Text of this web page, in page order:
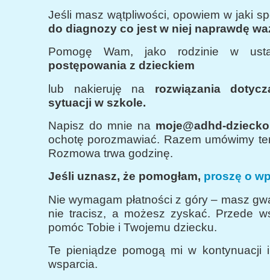
Jeśli masz wątpliwości, opowiem w jaki
do diagnozy co jest w niej naprawdę
Pomogę Wam, jako rodzinie w
postępowania z dzieckiem
lub nakieruję na rozwiązania
sytuacji w szkole.
Napisz do mnie na moje@adhd-
ochotę porozmawiać. Razem umówimy
Rozmowa trwa godzinę.
Jeśli uznasz, że pomogłam, proszę o
Nie wymagam płatności z góry – masz
nie tracisz, a możesz zyskać. Przede
pomóc Tobie i Twojemu dziecku.
Te pieniądze pomogą mi w kontynuacji
wsparcia.